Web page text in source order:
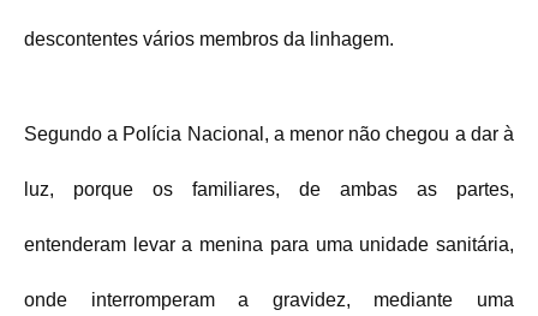
descontentes vários membros da linhagem.
Segundo a Polícia Nacional, a menor não chegou a dar à
luz, porque os familiares, de ambas as partes,
entenderam levar a menina para uma unidade sanitária,
onde interromperam a gravidez, mediante uma